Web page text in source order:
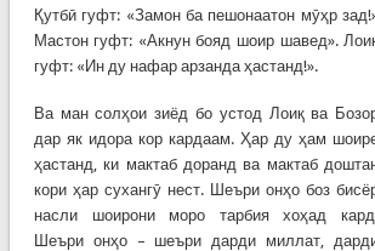
Қутбӣ гуфт: «Замон ба пешонаатон мӯҳр
Мастон гуфт: «Акнун бояд шоир шавед».
гуфт: «Ин ду нафар арзанда ҳастанд!».
Ва ман солҳои зиёд бо устод Лоиқ ва
дар як идора кор кардаам. Ҳар ду ҳам
ҳастанд, ки мактаб доранд ва мактаб
кори ҳар сухангӯ нест. Шеъри онҳо боз
насли шоирони моро тарбия хоҳад
Шеъри онҳо – шеъри дарди миллат,